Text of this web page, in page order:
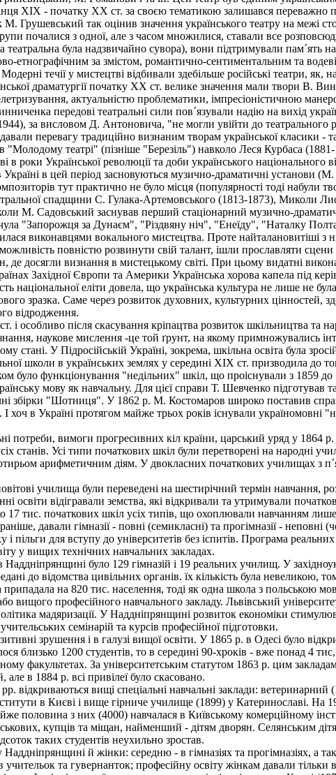
XIX - початку XX ст. за своєю тематикою залишався
Грушевський так оцінив значення українського театру на межі
почалися з одної, але з часом множилися, ставали все
театральна була надзвичайно сувора), вони підтримували пам´ять
етнографічним за змістом, романтично-сентиментальним та
течії у мистецтві відбивали здебільше російські театри,
драматургії початку XX ст. велике значення мали твори В.
актуальністю проблематики, імпресіоністичною
передові театральні сили пов´язували надію на вихід
за висловом Д. Антоновича, "не могли увійти до театрального
перевагу традиційно визнаним творам української класики
"Молодому театрі" (пізніше "Березіль") навколо Леся Курбаса
в роки Української революції та доби українського національного
в цей період засновуються музично-драматичні установи
тут практично не було місця (популярності тоді
спадщини С. Гулака-Артемовського (1813-1873), Миколи
М. Садовський заснував перший стаціонарний музично-
"Запорожця за Дунаєм", "Різдвяну ніч", "Енеїду", "Наталку
виконавцями вокального мистецтва. Проте
повністю розвинути свій талант, ішли прославляти
де досягли визнання в мистецькому світі. При цьому видатні
Західної Європи та Америки Українська хорова капела під
національної еліти довела, що українська культура не лише не
зразка. Саме через розвиток духовних, культурних цінностей,
відродження.
і особливо після скасування кріпацтва розвиток шкільництва та
наукове мислення -це той ґрунт, на якому примножувались
стані. У Підросійській Україні, зокрема, шкільна освіта була
школи в українських землях у середині XIX ст. призводила до
функціонування "недільних" шкіл, що проіснували з 1859 до
мову як навчальну. Для цієї справи Т. Шевченко
збірки "Шотниця". У 1862 p. M. Костомаров широко поставив
хоч в Україні протягом майже трьох років існували україномовні
потреби, вимоги прогресивних кіл країни, царський уряд у 1864 р.
станів. Усі типи початкових шкіл були перетворені на
арифметичним діям. У двокласних початкових училищах з
училища були переведені на шестирічний термін навчання,
освіти відігравали земства, які відкривали та утримували
17 тис. початкових шкіл усіх типів, що охоплювали навчанням
давали гімназії - повні (семикласні) та прогімназії - неповні
і пільги для вступу до університетів без іспитів. Програма
у вищих технічних навчальних закладах.
було 129 гімназій і 19 реальних училищ. У
до відомства цивільних органів. їх кількість була
припадала на 820 тис. населення, тоді як одна школа з польською
вищого професійного навчального закладу. Львівський
мадяризації. У Наддніпрянщині розвиток економіки
семінарій та курсів професійної підготовки.
зрушення і в галузі вищої освіти. У 1865 р. в Одесі було
близько 1200 студентів, то в середині 90-хроків - вже понад 4
факультетах. За університетським статутом 1863 р. цим
але в 1884 р. всі привілеї було скасовано.
відкриваються вищі спеціальні навчальні заклади:
в Києві і вище гірниче училище (1899) у Катеринославі. На
половина з них (4000) навчалася в Київському комерційному
купців та міщан, найменший - дітям дворян. Селянським
таких студентів неухильно зростав.
й жінки: середню - в гімназіях та прогімназіях, а
учительок та гувернанток; професійну освіту жінкам давали тільки